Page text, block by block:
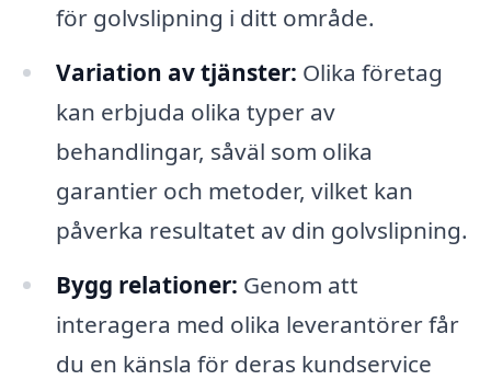
för golvslipning i ditt område.
Variation av tjänster: Olika företag
kan erbjuda olika typer av
behandlingar, såväl som olika
garantier och metoder, vilket kan
påverka resultatet av din golvslipning.
Bygg relationer: Genom att
interagera med olika leverantörer får
du en känsla för deras kundservice